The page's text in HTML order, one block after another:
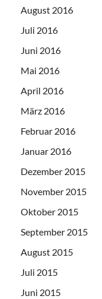
August 2016
Juli 2016
Juni 2016
Mai 2016
April 2016
März 2016
Februar 2016
Januar 2016
Dezember 2015
November 2015
Oktober 2015
September 2015
August 2015
Juli 2015
Juni 2015